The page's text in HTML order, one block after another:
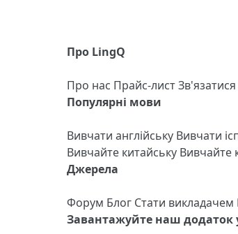
Про LingQ
Про нас Прайс-листЗв'язатися
Популярні мови
Вивчати англійську Вивчати
Вивчайте китайську Вивчайте
Джерела
Форум Блог Стати викладачем
Завантажуйте наш додаток